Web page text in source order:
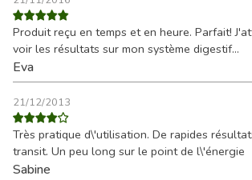
Produit reçu en temps et en heure. Parfait!
voir les résultats sur mon système digestif...
Eva
21/12/2013
Très pratique d\'utilisation. De rapides
transit. Un peu long sur le point de l\'énergie
Sabine